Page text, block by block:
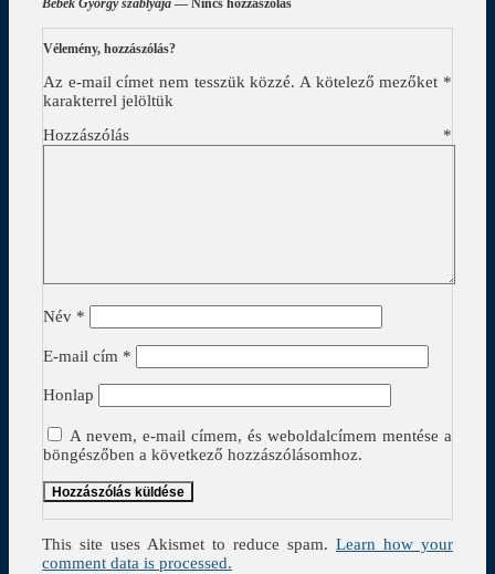
Bebek György szablyája — Nincs hozzászólás
Vélemény, hozzászólás?
Az e-mail címet nem tesszük közzé. A kötelező mezőket *
karakterrel jelöltük
Hozzászólás *
Név *
E-mail cím *
Honlap
A nevem, e-mail címem, és weboldalcímem mentése a
böngészőben a következő hozzászólásomhoz.
This site uses Akismet to reduce spam. Learn how your
comment data is processed.